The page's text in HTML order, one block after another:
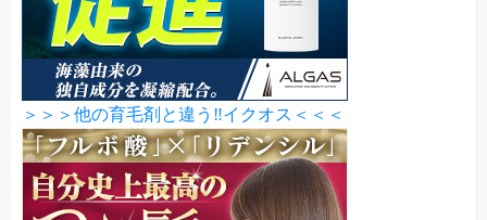
＞＞＞他の育毛剤と違う‼イクオス＜＜＜